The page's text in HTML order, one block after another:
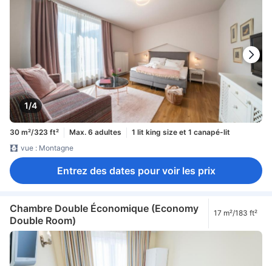
1/4
30 m²/323 ft² Max. 6 adultes
1 lit king size et 1 canapé-lit
vue : Montagne
Entrez des dates pour voir les prix
Chambre Double Économique (Economy
Double Room)
17 m²/183 ft²